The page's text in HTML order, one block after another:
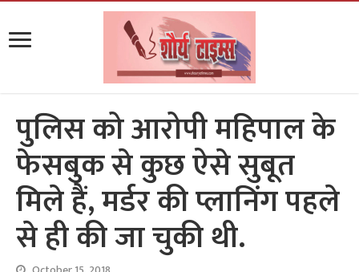
पुलिस को आरोपी महिपाल के
फेसबुक से कुछ ऐसे सुबूत
मिले हैं, मर्डर की प्लानिंग पहले
से ही की जा चुकी थी.